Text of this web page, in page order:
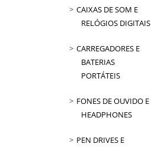
CAIXAS DE SOM E
RELÓGIOS DIGITAIS
CARREGADORES E
BATERIAS
PORTÁTEIS
FONES DE OUVIDO E
HEADPHONES
PEN DRIVES E